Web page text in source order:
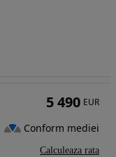
5 490 EUR
Conform mediei
Calculeaza rata